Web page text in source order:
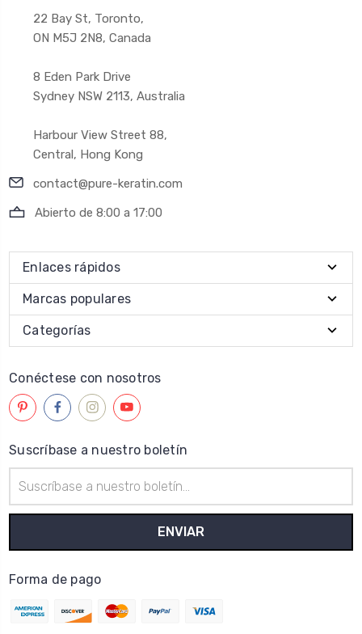
22 Bay St, Toronto,
ON M5J 2N8, Canada
8 Eden Park Drive
Sydney NSW 2113, Australia
Harbour View Street 88,
Central, Hong Kong
contact@pure-keratin.com
Abierto de 8:00 a 17:00
Enlaces rápidos
Marcas populares
Categorías
Conéctese con nosotros
Suscríbase a nuestro boletín
de
correo
Forma de pago